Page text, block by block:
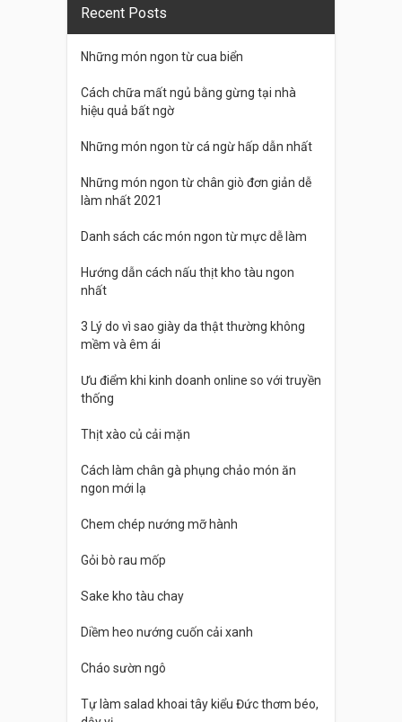
Recent Posts
Những món ngon từ cua biển
Cách chữa mất ngủ bằng gừng tại nhà
hiệu quả bất ngờ
Những món ngon từ cá ngừ hấp dẫn nhất
Những món ngon từ chân giò đơn giản dễ
làm nhất 2021
Danh sách các món ngon từ mực dễ làm
Hướng dẫn cách nấu thịt kho tàu ngon
nhất
3 Lý do vì sao giày da thật thường không
mềm và êm ái
Ưu điểm khi kinh doanh online so với truyền
thống
Thịt xào củ cải mặn
Cách làm chân gà phụng chảo món ăn
ngon mới lạ
Chem chép nướng mỡ hành
Gỏi bò rau mốp
Sake kho tàu chay
Diềm heo nướng cuốn cải xanh
Cháo sườn ngô
Tự làm salad khoai tây kiểu Đức thơm béo,